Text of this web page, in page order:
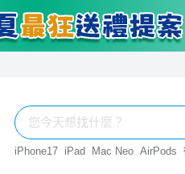
iPhone17 iPad Mac Neo AirPods